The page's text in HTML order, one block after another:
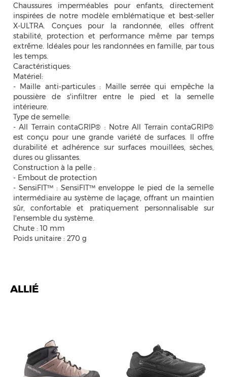
Chaussures imperméables pour enfants, directement
inspirées de notre modèle emblématique et best-seller
X-ULTRA. Conçues pour la randonnée, elles offrent
stabilité, protection et performance même par temps
extrême. Idéales pour les randonnées en famille, par tous
les temps.
Caractéristiques:
Matériel:
- Maille anti-particules : Maille serrée qui empêche la
poussière de s'infiltrer entre le pied et la semelle
intérieure.
Type de semelle:
- All Terrain contaGRIP® : Notre All Terrain contaGRIP®
est conçu pour une grande variété de surfaces. Il offre
durabilité et adhérence sur surfaces mouillées, sèches,
dures ou glissantes.
Construction à la pelle :
- Embout de protection
- SensiFIT™ : SensiFIT™ enveloppe le pied de la semelle
intermédiaire au système de laçage, offrant un maintien
sûr, confortable et pratiquement personnalisable sur
l'ensemble du système.
Chute : 10 mm
Poids unitaire : 270 g
ALLIÉ